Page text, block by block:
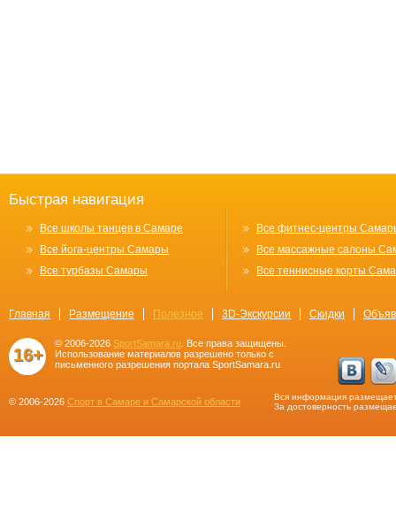
Быстрая навигация
Все школы танцев в Самаре
Все йога-центры Самары
Все турбазы Самары
Все фитнес-центры
Все массажные салоны
Все теннисные корты
Главная Размещение Полезное 3D-Экскурсии Скидки
16+
© 2006-2026 SportSamara.ru . Все права защищены.
Использование материалов разрешено только с
письменного разрешения портала SportSamara.ru
© 2006-2026 Спорт в Самаре и Самарской области
Вся информация
За достоверность